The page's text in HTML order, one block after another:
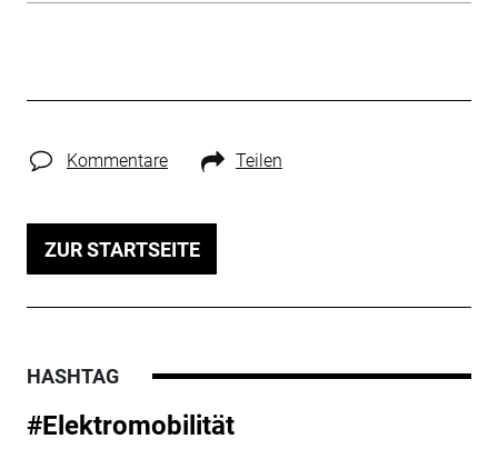
Kommentare Teilen
ZUR STARTSEITE
HASHTAG
#Elektromobilität